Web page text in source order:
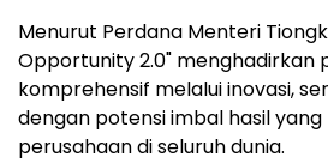
Menurut Perdana Menteri
Opportunity 2.0" menghadirkan
komprehensif melalui inovasi,
dengan potensi imbal hasil
perusahaan di seluruh dunia.